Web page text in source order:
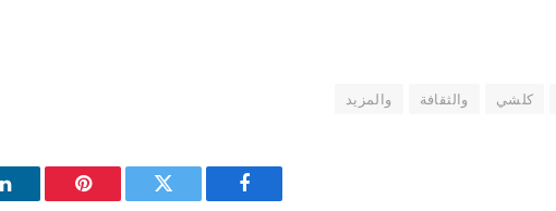
كلشي والثقافة والمزيد
فيسبوك
تويتر بينتيريست